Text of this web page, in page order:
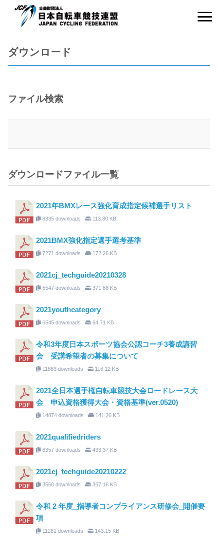
ダウンロード
ファイル検索
ダウンロードファイル一覧
2021年BMXレース強化育成指定候補選手リスト
8335 downloads 113.80 KB
2021BMX強化指定選手選考基準
7271 downloads 172.26 KB
2021cj_techguide20210328
5547 downloads 371.88 KB
2021youthcategory
6545 downloads 64.71 KB
令和3年度日本スポーツ協会公認コーチ3養成講習
会 受講希望者の募集について
11883 downloads 116.12 KB
2021全日本選手権自転車競技大会ロードレース大
会 申込資格獲得大会・資格基準(ver.0520)
14874 downloads 141.26 KB
2021qualifiedriders
6357 downloads 433.37 KB
2021cj_techguide20210222
3560 downloads 367.16 KB
令和 2 年度_指導者コンプライアンス研修会_開催要
項
11281 downloads 143.15 KB